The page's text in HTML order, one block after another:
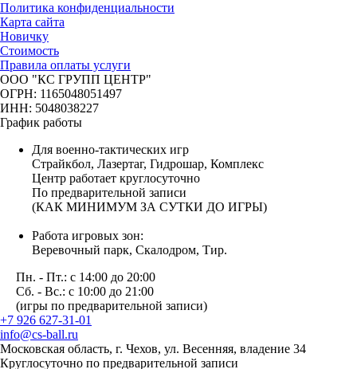
Политика конфиденциальности
Карта сайта
Новичку
Стоимость
Правила оплаты услуги
ООО "КС ГРУПП ЦЕНТР"
ОГРН: 1165048051497
ИНН: 5048038227
График работы
Для военно-тактических игр
Страйкбол, Лазертаг, Гидрошар, Комплекс
Центр работает круглосуточно
По предварительной записи
(КАК МИНИМУМ ЗА СУТКИ ДО ИГРЫ)
Работа игровых зон:
Веревочный парк, Скалодром, Тир.
Пн. - Пт.: с 14:00 до 20:00
Сб. - Вс.: с 10:00 до 21:00
(игры по предварительной записи)
+7 926 627-31-01
info@cs-ball.ru
Московская область, г. Чехов, ул. Весенняя, владение 34
Круглосуточно по предварительной записи